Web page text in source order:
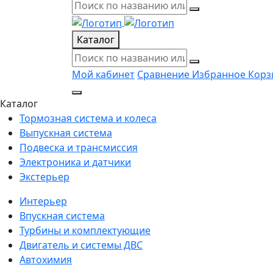
Каталог
Мой кабинет Сравнение Избранное
Каталог
Тормозная система и колеса
Выпускная система
Подвеска и трансмиссия
Электроника и датчики
Экстерьер
Интерьер
Впускная система
Турбины и комплектующие
Двигатель и системы ДВС
Автохимия